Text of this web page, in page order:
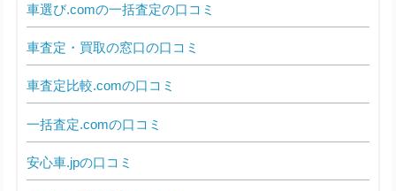
車選び.comの一括査定の口コミ
車査定・買取の窓口の口コミ
車査定比較.comの口コミ
一括査定.comの口コミ
安心車.jpの口コミ